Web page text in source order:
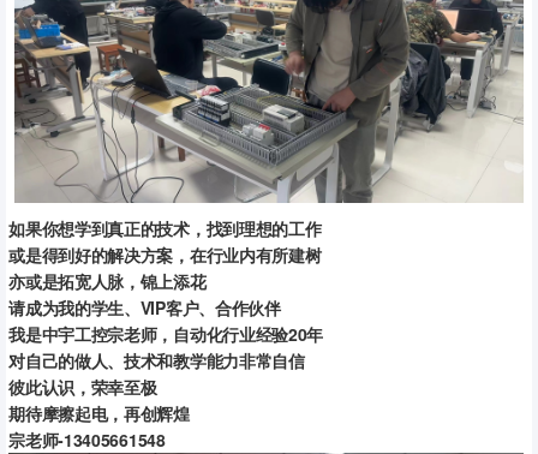
如果你想学到真正的技术，找到理想的工作
或是得到好的解决方案，在行业内有所建树
亦或是拓宽人脉，锦上添花
请成为我的学生、VIP客户、合作伙伴
我是中宇工控宗老师，自动化行业经验20年
对自己的做人、技术和教学能力非常自信
彼此认识，荣幸至极
期待摩擦起电，再创辉煌
宗老师-13405661548